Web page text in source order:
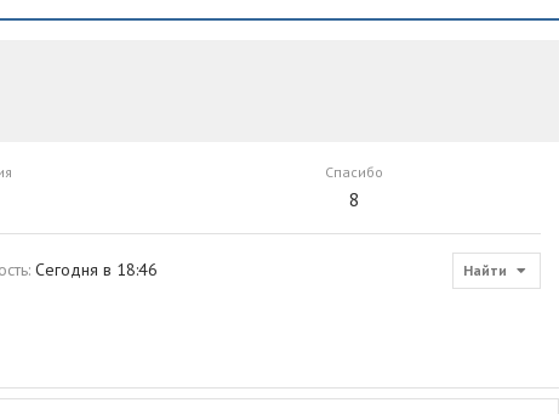
Спасибо
8
Сегодня в 18:46 Найти